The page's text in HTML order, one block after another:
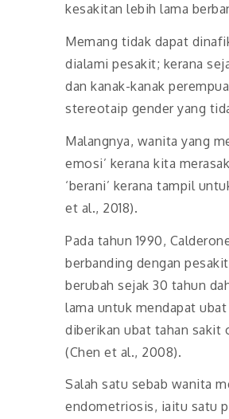
kesakitan lebih lama
Memang tidak dapat
dialami pesakit; kerana
dan kanak-kanak
stereotaip gender yang
Malangnya, wanita yang
emosi’ kerana kita
‘berani’ kerana tampil
et al., 2018).
Pada tahun 1990,
berbanding dengan
berubah sejak 30 tahun
lama untuk mendapat
diberikan ubat tahan sakit
(Chen et al., 2008).
Salah satu sebab wanita
endometriosis, iaitu satu